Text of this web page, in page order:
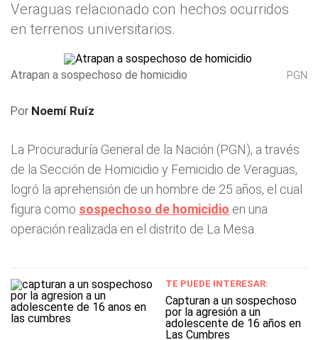
Veraguas relacionado con hechos ocurridos
en terrenos universitarios.
Atrapan a sospechoso de homicidio PGN
Por Noemí Ruíz
La Procuraduría General de la Nación (PGN), a través
de la Sección de Homicidio y Femicidio de Veraguas,
logró la aprehensión de un hombre de 25 años, el cual
figura como sospechoso de homicidio en una
operación realizada en el distrito de La Mesa.
TE PUEDE INTERESAR:
Capturan a un sospechoso
por la agresión a un
adolescente de 16 años en
Las Cumbres